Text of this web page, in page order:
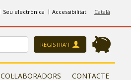
Català
Seu electrònica Accessibilitat
REGISTRA'T
COL·LABORADORS CONTACTE